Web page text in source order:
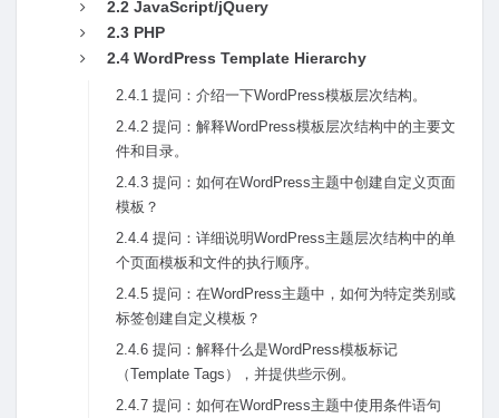
2.2 JavaScript/jQuery
2.3 PHP
2.4 WordPress Template Hierarchy
2.4.1 提问：介绍⼀下WordPress模板层次结构。
2.4.2 提问：解释WordPress模板层次结构中的主要⽂
件和⽬录。
2.4.3 提问：如何在WordPress主题中创建⾃定义页⾯
模板？
2.4.4 提问：详细说明WordPress主题层次结构中的单
个页⾯模板和⽂件的执⾏顺序。
2.4.5 提问：在WordPress主题中，如何为特定类别或
标签创建⾃定义模板？
2.4.6 提问：解释什么是WordPress模板标记
（Template Tags），并提供些⽰例。
2.4.7 提问：如何在WordPress主题中使⽤条件语句